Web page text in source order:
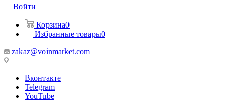
Войти
Корзина0
Избранные товары0
zakaz@voinmarket.com
Вконтакте
Telegram
YouTube